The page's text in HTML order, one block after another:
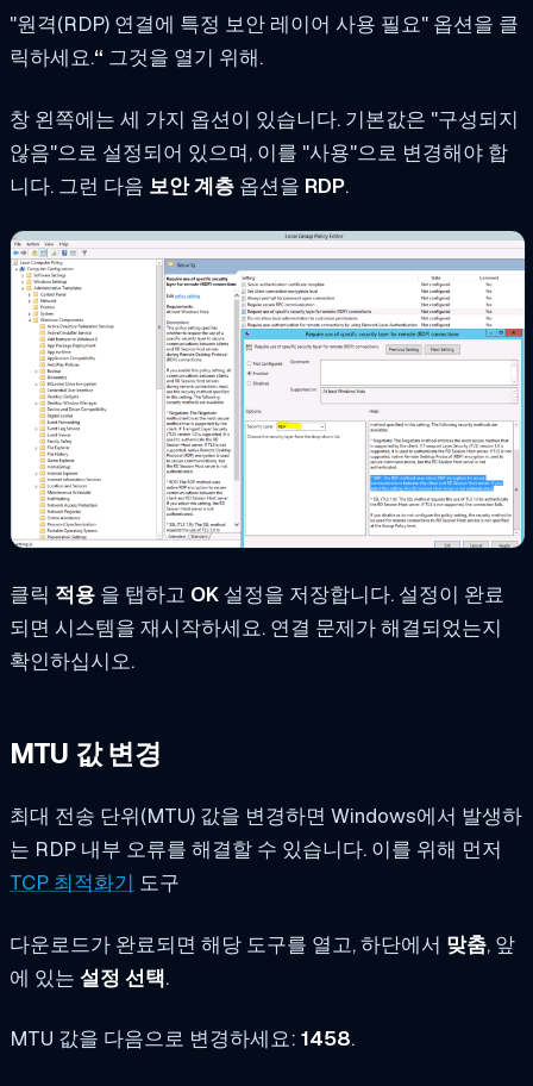
"원격(RDP) 연결에 특정 보안 레이어 사용 필요" 옵션을 클
릭하세요.“ 그것을 열기 위해.
창 왼쪽에는 세 가지 옵션이 있습니다. 기본값은 "구성되지
않음"으로 설정되어 있으며, 이를 "사용"으로 변경해야 합
니다. 그런 다음 보안 계층 옵션을 RDP.
클릭 적용 을 탭하고 OK 설정을 저장합니다. 설정이 완료
되면 시스템을 재시작하세요. 연결 문제가 해결되었는지
확인하십시오.
MTU 값 변경
최대 전송 단위(MTU) 값을 변경하면 Windows에서 발생하
는 RDP 내부 오류를 해결할 수 있습니다. 이를 위해 먼저
TCP 최적화기 도구
다운로드가 완료되면 해당 도구를 열고, 하단에서 맞춤, 앞
에 있는 설정 선택.
MTU 값을 다음으로 변경하세요: 1458.